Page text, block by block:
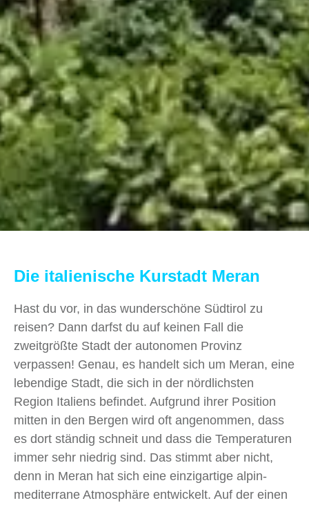
Die italienische Kurstadt Meran
Hast du vor, in das wunderschöne Südtirol zu
reisen? Dann darfst du auf keinen Fall die
zweitgrößte Stadt der autonomen Provinz
verpassen! Genau, es handelt sich um Meran, eine
lebendige Stadt, die sich in der nördlichsten
Region Italiens befindet. Aufgrund ihrer Position
mitten in den Bergen wird oft angenommen, dass
es dort ständig schneit und dass die Temperaturen
immer sehr niedrig sind. Das stimmt aber nicht,
denn in Meran hat sich eine einzigartige alpin-
mediterrane Atmosphäre entwickelt. Auf der einen